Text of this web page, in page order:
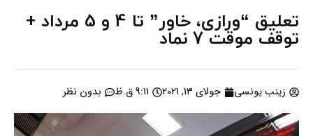
تعلیق “ورازی، خاور” تا 4 و 5 مرداد +
توقف موقت 7 نماد
زینب یونسی جولای 13, 2021 9:11 ق.ظ بدون نظر